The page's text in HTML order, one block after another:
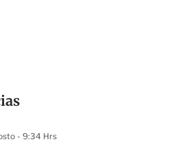
- 9:34 Hrs